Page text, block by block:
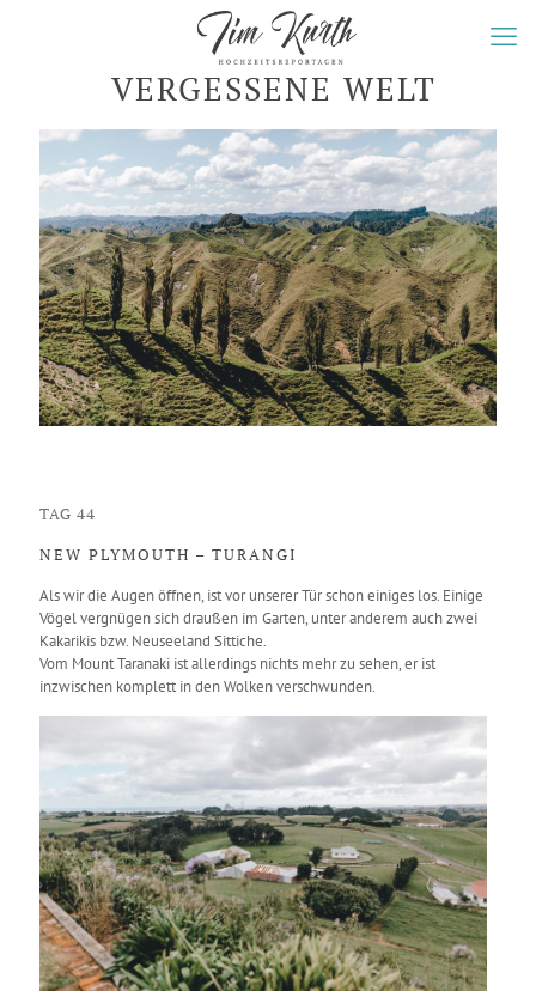
VERGESSENE WELT
TAG 44
NEW PLYMOUTH – TURANGI
Als wir die Augen öffnen, ist vor unserer Tür schon einiges los. Einige
Vögel vergnügen sich draußen im Garten, unter anderem auch zwei
Kakarikis bzw. Neuseeland Sittiche.
Vom Mount Taranaki ist allerdings nichts mehr zu sehen, er ist
inzwischen komplett in den Wolken verschwunden.